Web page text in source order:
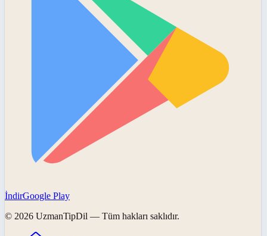
İndirGoogle Play
© 2026 UzmanTipDil — Tüm hakları saklıdır.